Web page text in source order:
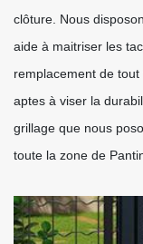
clôture. Nous
aide à maitriser les
remplacement de
aptes à viser la
grillage que nous
toute la zone de